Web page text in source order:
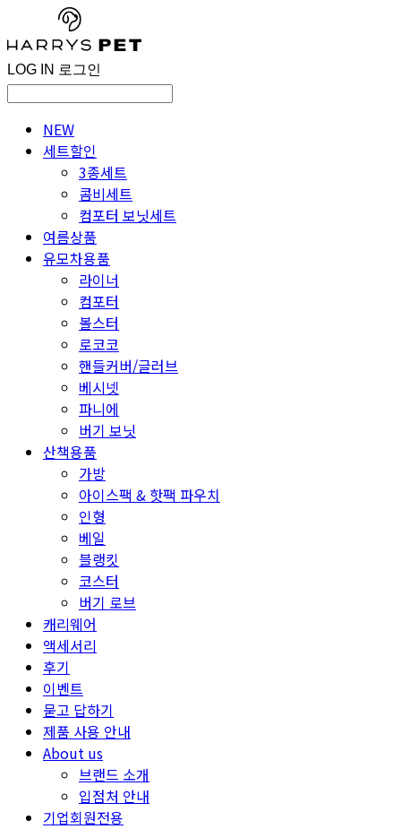
LOG IN 로그인
NEW
세트할인
3종세트
콤비세트
컴포터 보닛세트
여름상품
유모차용품
라이너
컴포터
볼스터
로코코
핸들커버/글러브
베시넷
파니에
버기 보닛
산책용품
가방
아이스팩 & 핫팩 파우치
인형
베일
블랭킷
코스터
버기 로브
캐리웨어
액세서리
후기
이벤트
묻고 답하기
제품 사용 안내
About us
브랜드 소개
입점처 안내
기업회원전용